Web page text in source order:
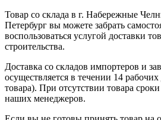
Товар со склада в г. Набережные
Петербург вы можете забрать
воспользоваться услугой доставки
строительства.
Доставка со складов импортеров и
осуществляется в течении 14
товара). При отсутствии товара
наших менеджеров.